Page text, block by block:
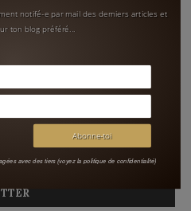
un ton léger invitant au
sur les bords, juriste,
et passionnée
notifé-e par mail des derniers articles et
ton blog préféré...
avec des tiers (voyez la politique de confidentialité)